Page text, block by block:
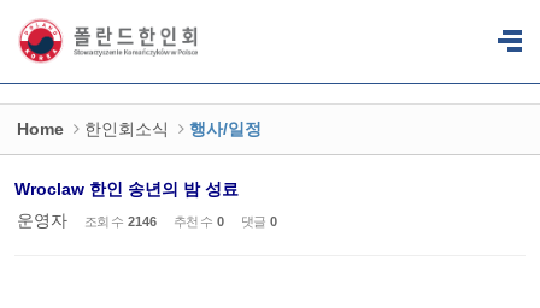
Home 한인회소식 행사/일정
Wroclaw 한인 송년의 밤 성료
운영자
조회 수 2146 추천 수 0 댓글 0